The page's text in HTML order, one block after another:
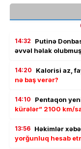
14:32
Putinə
əvvəl həlak
14:20 Kalorisi az,
nə baş verər?
14:10 Pentaqon
kürələr” 2100 km/
13:56 Həkimlər
yorğunluq hesab